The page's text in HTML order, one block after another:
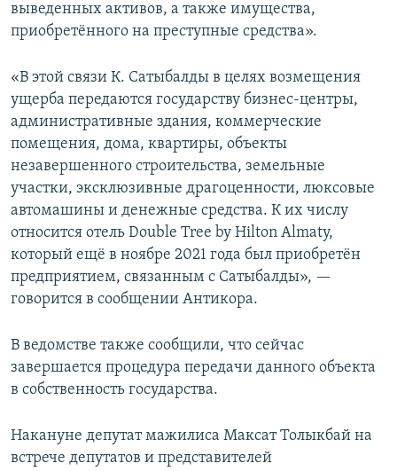
выведенных активов, а также имущества,
приобретённого на преступные средства».
«В этой связи К. Сатыбалды в целях возмещения
ущерба передаются государству бизнес-центры,
административные здания, коммерческие
помещения, дома, квартиры, объекты
незавершенного строительства, земельные
участки, эксклюзивные драгоценности, люксовые
автомашины и денежные средства. К их числу
относится отель Double Tree by Hilton Almaty,
который ещё в ноябре 2021 года был приобретён
предприятием, связанным с Сатыбалды», —
говорится в сообщении Антикора.
В ведомстве также сообщили, что сейчас
завершается процедура передачи данного объекта
в собственность государства.
Накануне депутат мажилиса Максат Толыкбай на
встрече депутатов и представителей